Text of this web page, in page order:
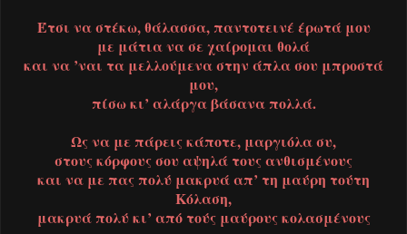
Έτσι να στέκω, θάλασσα, παντοτεινέ έρωτά μου
με μάτια να σε χαίρομαι θολά
και να ’ναι τα μελλούμενα στην άπλα σου μπροστά
μου,
πίσω κι’ αλάργα βάσανα πολλά.
Ως να με πάρεις κάποτε, μαργιόλα συ,
στους κόρφους σου αψηλά τους ανθισμένους
και να με πας πολύ μακρυά απ’ τη μαύρη τούτη
Κόλαση,
μακρυά πολύ κι’ από τούς μαύρους κολασμένους